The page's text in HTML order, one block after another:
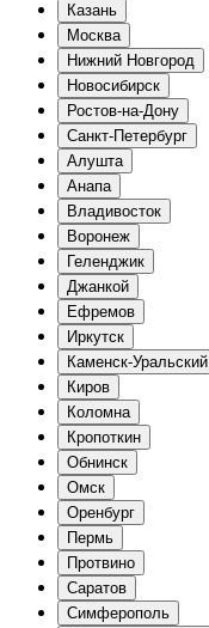
Казань
Москва
Нижний Новгород
Новосибирск
Ростов-на-Дону
Санкт-Петербург
Алушта
Анапа
Владивосток
Воронеж
Геленджик
Джанкой
Ефремов
Иркутск
Каменск-Уральский
Киров
Коломна
Кропоткин
Обнинск
Омск
Оренбург
Пермь
Протвино
Саратов
Симферополь